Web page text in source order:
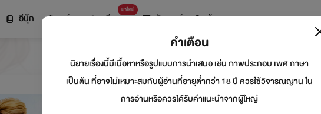
อีบุ๊ก การ์ตูน
มาใหม่
ดรีมแชท ธัญลิสต์ ค้นหา
เมียพลาดของคนเถื่อน
คำเตือน
นิยายเรื่องนี้มีเนื้อหาหรือรูปแบบการนำเสนอ เช่น ภาพประกอบ เพศ ภาษา
เป็นต้น ที่อาจไม่เหมาะสมกับผู้อ่านที่อายุต่ำกว่า 18 ปี ควรใช้วิจารณญาน ใน
การอ่านหรือควรได้รับคำแนะนำจากผู้ใหญ่